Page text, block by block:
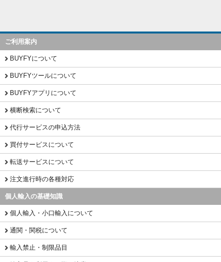
ご利用案内
BUYFYについて
BUYFYツールについて
BUYFYアプリについて
横断検索について
代行サービスの申込方法
買付サービスについて
転送サービスについて
注文進行時の各種対応
個人輸入の基礎知識
個人輸入・小口輸入について
通関・関税について
輸入禁止・制限品目